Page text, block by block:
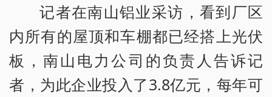
记者在南山铝业采访，看到厂区
内所有的屋顶和车棚都已经搭上光伏
板，南山电力公司的负责人告诉记
者，为此企业投入了3.8亿元，每年可